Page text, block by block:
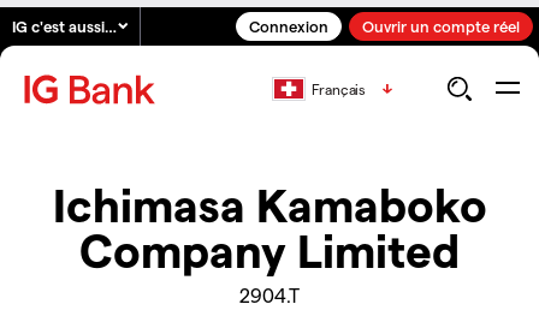
IG c'est aussi… Connexion Ouvrir un compte réel
Français
Ichimasa Kamaboko
Company Limited
2904.T